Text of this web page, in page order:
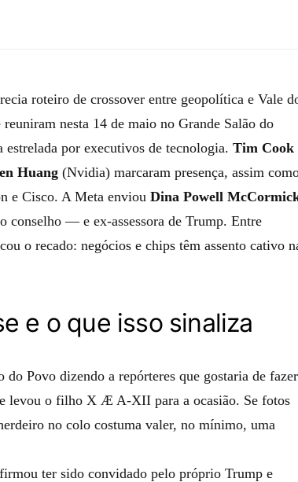
roteiro de crossover entre geopolítica e Vale
reuniram nesta 14 de maio no Grande Salão do
por executivos de tecnologia. Tim Cook
Huang (Nvidia) marcaram presença, assim
e Cisco. A Meta enviou Dina Powell
conselho — e ex-assessora de Trump. Entre
o recado: negócios e chips têm assento cativo
e o que isso sinaliza
do Povo dizendo a repórteres que gostaria de fazer
levou o filho X Æ A-XII para a ocasião. Se fotos
no colo costuma valer, no mínimo, uma
ter sido convidado pelo próprio Trump e